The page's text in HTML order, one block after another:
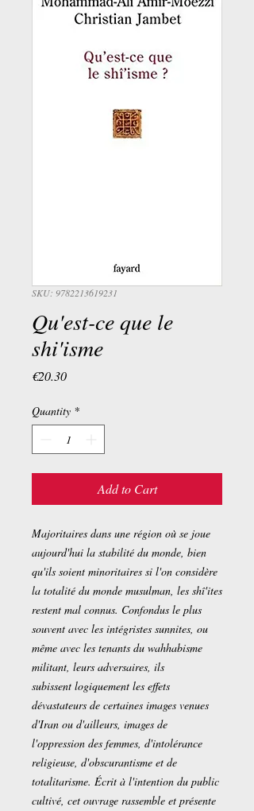
SKU: 9782213619231
Qu'est-ce que le
shi'isme
€20.30Price
Quantity *
Add to Cart
Majoritaires dans une région où se joue
aujourd'hui la stabilité du monde, bien
qu'ils soient minoritaires si l'on considère
la totalité du monde musulman, les shî'ites
restent mal connus. Confondus le plus
souvent avec les intégristes sunnites, ou
même avec les tenants du wahhabisme
militant, leurs adversaires, ils
subissent logiquement les effets
dévastateurs de certaines images venues
d'Iran ou d'ailleurs, images de
l'oppression des femmes, d'intolérance
religieuse, d'obscurantisme et de
totalitarisme. Écrit à l'intention du public
cultivé, cet ouvrage rassemble et présente